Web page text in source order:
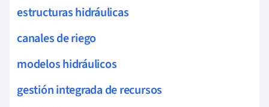
estructuras hidráulicas
canales de riego
modelos hidráulicos
gestión integrada de recursos